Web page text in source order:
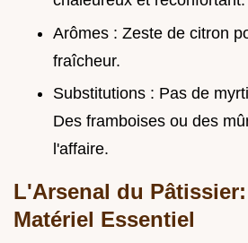
Arômes : Zeste de citron
fraîcheur.
Substitutions : Pas de
Des framboises ou des
l'affaire.
L'Arsenal du
Matériel Essentiel